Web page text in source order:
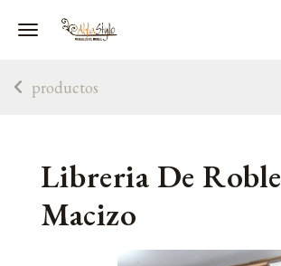
Toggle navigation
productos
Libreria De Roble
Macizo